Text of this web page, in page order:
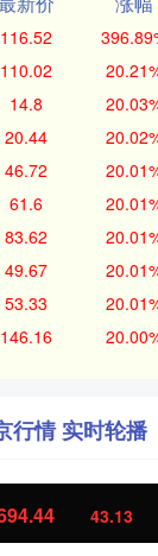
116.52
110.02
14.8
20.44
46.72
61.6
83.62
49.67
53.33
146.16
行情 实时轮播
43.13